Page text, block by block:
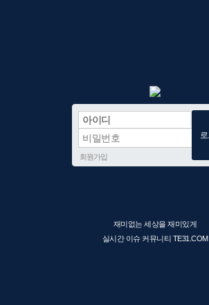
회원가입
재미없는 세상을 재미있게
실시간 이슈 커뮤니티 TE31.COM